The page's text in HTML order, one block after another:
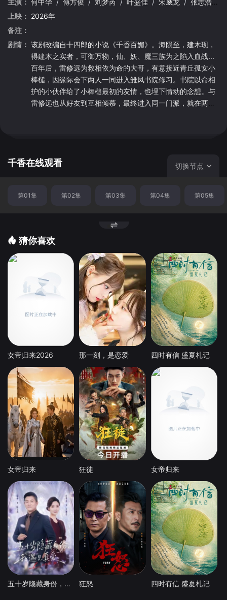
上映： 2026年
备注：
剧情： 该剧改编自十四郎的小说《千香百媚》。海陨至，建木现，
得建木之实者，可御万物，仙、妖、魔三族为之陷入血战...
百年后，雷修远为救相依为命的大哥，有意接近青丘孤女小
棒槌，因缘际会下两人一同进入雏凤书院修习。书院以命相
护的小伙伴给了小棒槌最初的友情，也埋下情动的念想。与
雷修远也从好友到互相倾慕，最终进入同一门派，就在两颗
异类的二人为人们不容。身世背景的设定又让他们相爱而不
千香在线观看 切换节点
第01集 第02集 第03集 第04集 第05集
猜你喜欢
女帝归来2026 那一刻，是恋爱 四时有信 盛夏札记
女帝归来 狂徒 女帝归来
五十岁隐藏身份，我遇见真爱 狂怒 四时有信 盛夏札记